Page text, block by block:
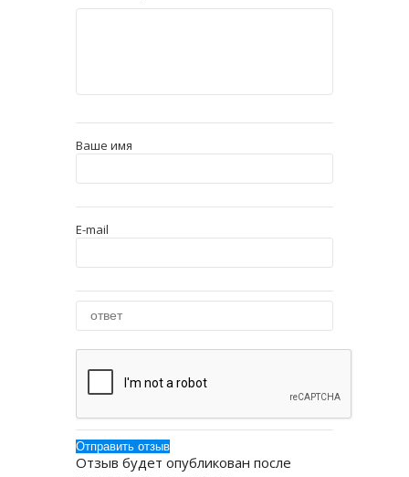
Ваше имя
E-mail
Отзыв будет опубликован после